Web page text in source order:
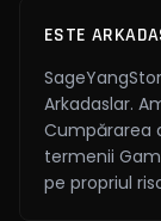
ESTE
Arkadaslar.
Cumpărarea
termenii
pe propriul